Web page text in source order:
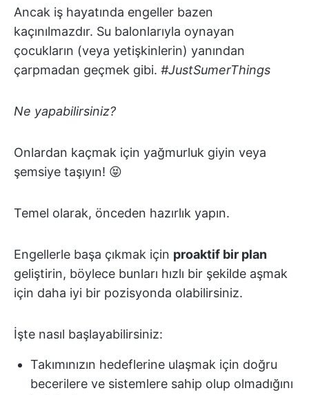
Ancak iş hayatında engeller bazen
kaçınılmazdır. Su balonlarıyla oynayan
çocukların (veya yetişkinlerin) yanından
çarpmadan geçmek gibi. #JustSumerThings
Ne yapabilirsiniz?
Onlardan kaçmak için yağmurluk giyin veya
şemsiye taşıyın! 😝
Temel olarak, önceden hazırlık yapın.
Engellerle başa çıkmak için proaktif bir plan
geliştirin, böylece bunları hızlı bir şekilde aşmak
için daha iyi bir pozisyonda olabilirsiniz.
İşte nasıl başlayabilirsiniz:
Takımınızın hedeflerine ulaşmak için doğru
becerilere ve sistemlere sahip olup olmadığını